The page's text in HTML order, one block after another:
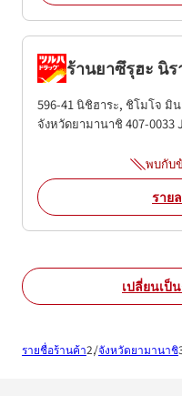
ร้านยาซึรุฮะ นิ
596-41 นิชิฮาระ, ชิโมโจ มิ
จังหวัดยามานาชิ 407-0033
พบกับ
ราย
เปลี่ยนเป็
รายชื่อร้านค้า จังหวัดยามานาชิ